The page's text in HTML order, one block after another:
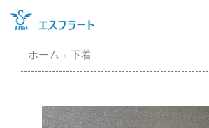
コ
ン
ン
ホーム » 下着